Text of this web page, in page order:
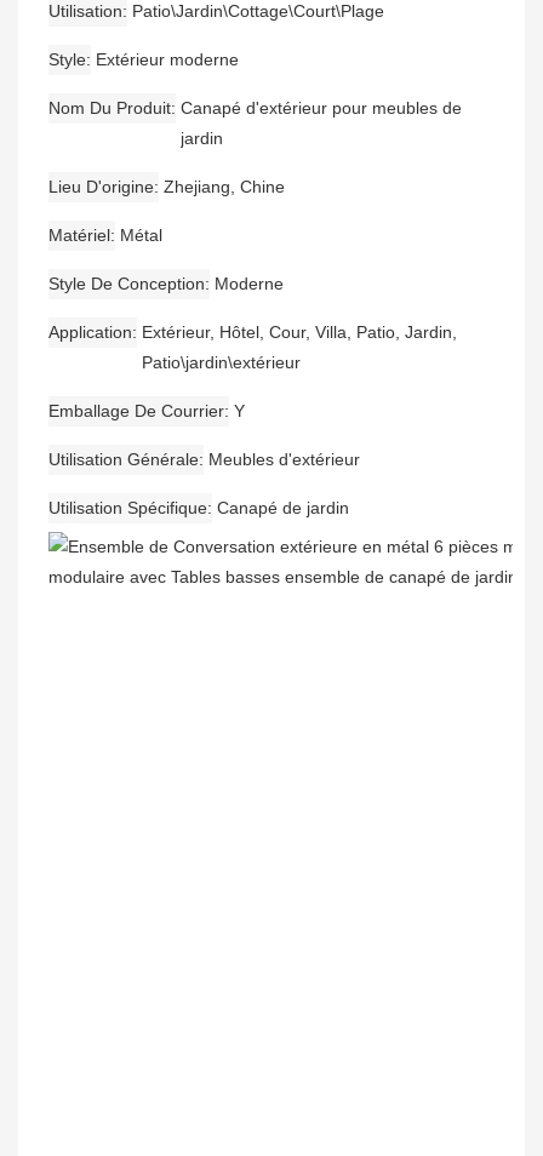
Utilisation Patio\Jardin\Cottage\Court\Plage
Style Extérieur moderne
Nom Du Produit Canapé d'extérieur pour meubles de
jardin
Lieu D'origine Zhejiang, Chine
Matériel Métal
Style De Conception Moderne
Application
Extérieur, Hôtel, Cour, Villa, Patio, Jardin,
Patio\jardin\extérieur
Emballage De Courrier Y
Utilisation Générale Meubles d'extérieur
Utilisation Spécifique Canapé de jardin